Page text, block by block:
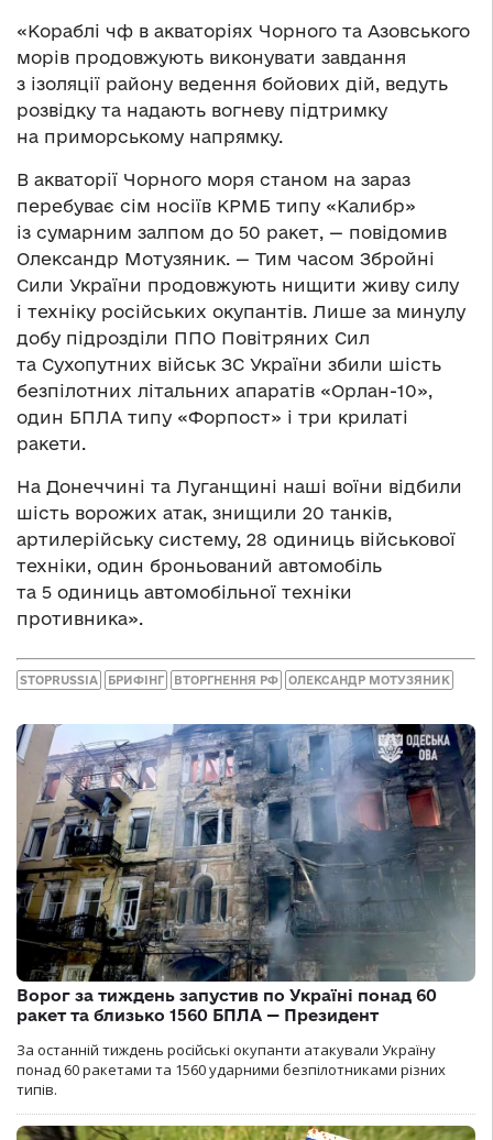
«Кораблі чф в акваторіях Чорного та Азовського
морів продовжують виконувати завдання
з ізоляції району ведення бойових дій, ведуть
розвідку та надають вогневу підтримку
на приморському напрямку.
В акваторії Чорного моря станом на зараз
перебуває сім носіїв КРМБ типу «Калибр»
із сумарним залпом до 50 ракет, — повідомив
Олександр Мотузяник. — Тим часом Збройні
Сили України продовжують нищити живу силу
і техніку російських окупантів. Лише за минулу
добу підрозділи ППО Повітряних Сил
та Сухопутних військ ЗС України збили шість
безпілотних літальних апаратів «Орлан-10»,
один БПЛА типу «Форпост» і три крилаті
ракети.
На Донеччині та Луганщині наші воїни відбили
шість ворожих атак, знищили 20 танків,
артилерійську систему, 28 одиниць військової
техніки, один броньований автомобіль
та 5 одиниць автомобільної техніки
противника».
STOPRUSSIA БРИФІНГ ВТОРГНЕННЯ РФ ОЛЕКСАНДР МОТУЗЯНИК
Ворог за тиждень запустив по Україні понад 60
ракет та близько 1560 БПЛА — Президент
За останній тиждень російські окупанти атакували Україну
понад 60 ракетами та 1560 ударними безпілотниками різних
типів.